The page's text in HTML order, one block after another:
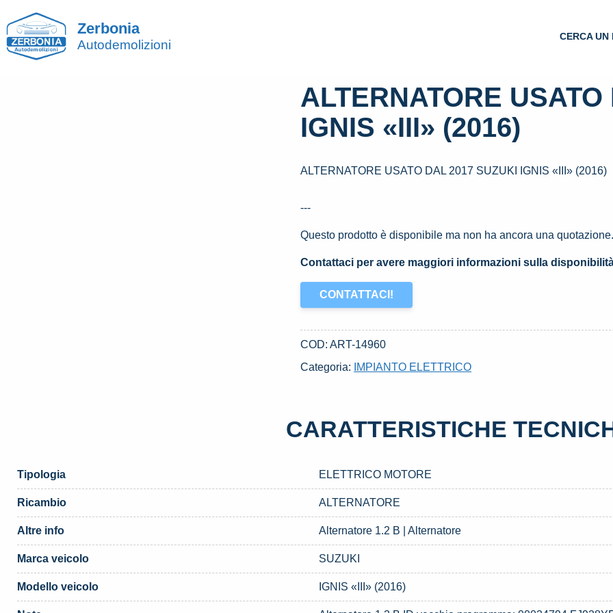
Zerbonia
Autodemolizioni
CERCA UN
ALTERNATORE
IGNIS «III» (2016)
ALTERNATORE USATO DAL 2017 SUZUKI IGNIS «III» (2016)
---
Questo prodotto è disponibile ma non ha ancora una
Contattaci per avere maggiori informazioni sulla
CONTATTACI!
COD:ART-14960
Categoria:
IMPIANTO ELETTRICO
CARATTERISTICHE
Tipologia ELETTRICO MOTORE
Ricambio ALTERNATORE
Altre info Alternatore 1.2 B | Alternatore
Marca veicolo SUZUKI
Modello veicolo IGNIS «III» (2016)